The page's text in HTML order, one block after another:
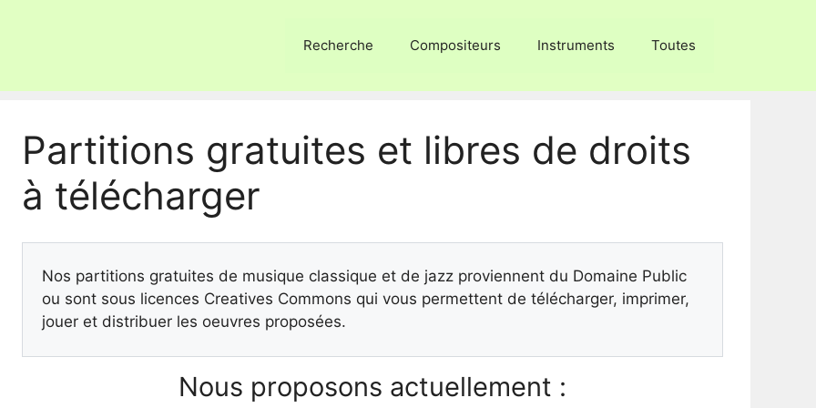
Recherche Compositeurs Instruments Toutes
Partitions gratuites et libres de droits
à télécharger
Nos partitions gratuites de musique classique et de jazz proviennent du Domaine Public
ou sont sous licences Creatives Commons qui vous permettent de télécharger, imprimer,
jouer et distribuer les oeuvres proposées.
Nous proposons actuellement :